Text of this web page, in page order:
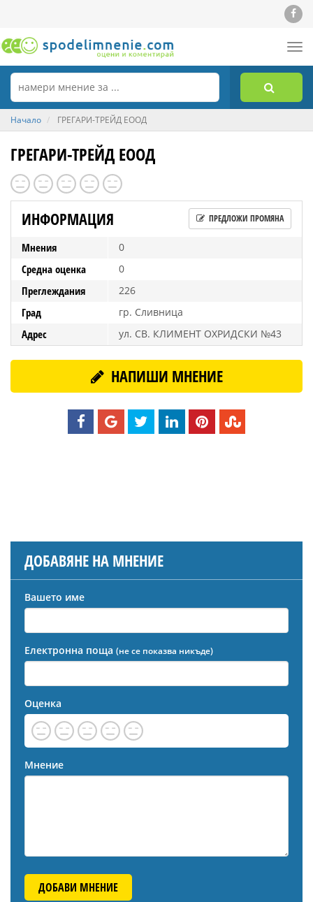
Начало ГРЕГАРИ-ТРЕЙД ЕООД
ГРЕГАРИ-ТРЕЙД ЕООД
ИНФОРМАЦИЯ ПРЕДЛОЖИ ПРОМЯНА
Мнения 0
Средна оценка 0
Преглеждания 226
Град гр. Сливница
Адрес ул. СВ. КЛИМЕНТ ОХРИДСКИ №43
НАПИШИ МНЕНИЕ
ДОБАВЯНЕ НА МНЕНИЕ
Вашето име
Електронна поща (не се показва никъде)
Оценка
Мнение
ДОБАВИ МНЕНИЕ